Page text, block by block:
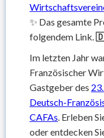
✨ Das gesamte
folgendem Link.
Im letzten Jahr
Französischer
Gastgeber des
Deutsch-
CAFAs . Erleben
oder entdecken